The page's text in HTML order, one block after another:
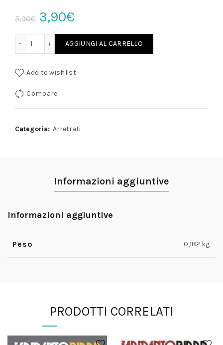
5,90€ Il
prezzo
3,90€Il
prezzo
AGGIUNGI AL CARRELLO
Add to wishlist
Compare
Categoria: Arretrati
Informazioni aggiuntive
Informazioni aggiuntive
Peso 0,182 kg
PRODOTTI CORRELATI